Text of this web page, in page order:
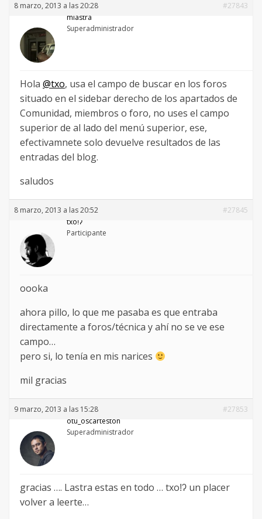
8 marzo, 2013 a las 20:28
#27843
mlastra
Superadministrador
Hola @txo, usa el campo de buscar en los foros
situado en el sidebar derecho de los apartados de
Comunidad, miembros o foro, no uses el campo
superior de al lado del menú superior, ese,
efectivamnete solo devuelve resultados de las
entradas del blog.
saludos
8 marzo, 2013 a las 20:52
#27845
txoǃʔ
Participante
oooka
ahora pillo, lo que me pasaba es que entraba
directamente a foros/técnica y ahí no se ve ese
campo…
pero si, lo tenía en mis narices
mil gracias
9 marzo, 2013 a las 15:28
#27853
otu_oscarteston
Superadministrador
gracias …. Lastra estas en todo … txoǃʔ un placer
volver a leerte…